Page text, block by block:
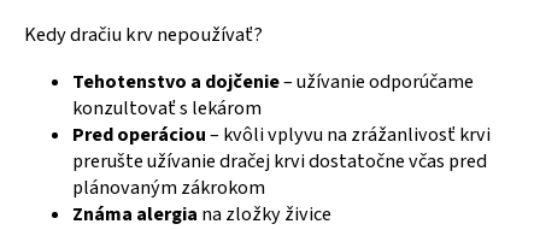
Kedy dračiu krv nepoužívať?
Tehotenstvo a dojčenie– užívanie odporúčame
konzultovať s lekárom
Pred operáciou– kvôli vplyvu na zrážanlivosť krvi
prerušte užívanie dračej krvi dostatočne včas pred
plánovaným zákrokom
Známa alergia na zložky živice